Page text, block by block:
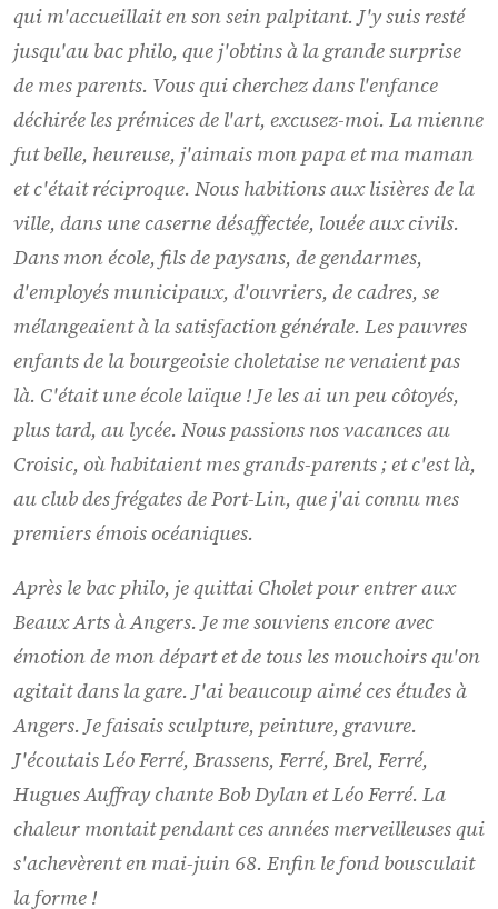
qui m'accueillait en son sein palpitant. J'y suis resté
jusqu'au bac philo, que j'obtins à la grande surprise
de mes parents. Vous qui cherchez dans l'enfance
déchirée les prémices de l'art, excusez-moi. La mienne
fut belle, heureuse, j'aimais mon papa et ma maman
et c'était réciproque. Nous habitions aux lisières de la
ville, dans une caserne désaffectée, louée aux civils.
Dans mon école, fils de paysans, de gendarmes,
d'employés municipaux, d'ouvriers, de cadres, se
mélangeaient à la satisfaction générale. Les pauvres
enfants de la bourgeoisie choletaise ne venaient pas
là. C'était une école laïque ! Je les ai un peu côtoyés,
plus tard, au lycée. Nous passions nos vacances au
Croisic, où habitaient mes grands-parents ; et c'est là,
au club des frégates de Port-Lin, que j'ai connu mes
premiers émois océaniques.
Après le bac philo, je quittai Cholet pour entrer aux
Beaux Arts à Angers. Je me souviens encore avec
émotion de mon départ et de tous les mouchoirs qu'on
agitait dans la gare. J'ai beaucoup aimé ces études à
Angers. Je faisais sculpture, peinture, gravure.
J'écoutais Léo Ferré, Brassens, Ferré, Brel, Ferré,
Hugues Auffray chante Bob Dylan et Léo Ferré. La
chaleur montait pendant ces années merveilleuses qui
s'achevèrent en mai-juin 68. Enfin le fond bousculait
la forme !